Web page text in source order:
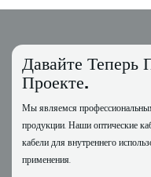
Давайте
Проекте.
Мы являемся
продукции. Наши оптические
кабели для внутреннего
применения.